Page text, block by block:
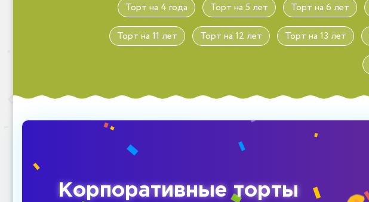
Торт на 4 года Торт на 5 лет Торт на 6 лет
Торт на 11 лет Торт на 12 лет Торт на 13 лет
Корпоративные торты